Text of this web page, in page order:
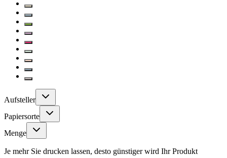
Aufsteller
Papiersorte
Menge
Je mehr Sie drucken lassen, desto günstiger wird Ihr Produkt